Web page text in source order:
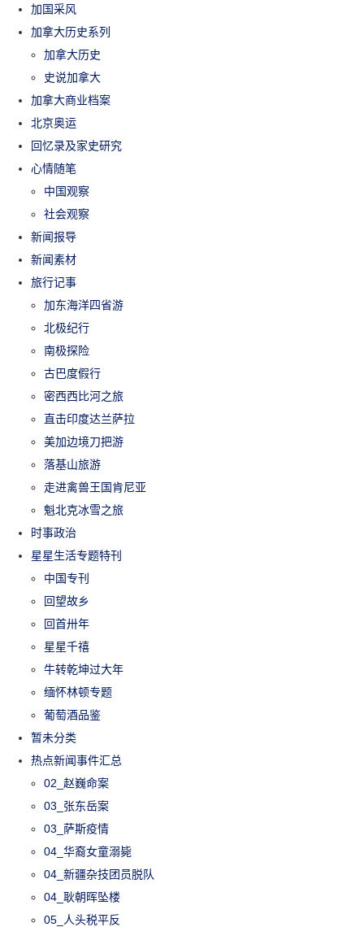
加国采风
加拿大历史系列
加拿大历史
史说加拿大
加拿大商业档案
北京奥运
回忆录及家史研究
心情随笔
中国观察
社会观察
新闻报导
新闻素材
旅行记事
加东海洋四省游
北极纪行
南极探险
古巴度假行
密西西比河之旅
直击印度达兰萨拉
美加边境刀把游
落基山旅游
走进禽兽王国肯尼亚
魁北克冰雪之旅
时事政治
星星生活专题特刊
中国专刊
回望故乡
回首卅年
星星千禧
牛转乾坤过大年
缅怀林顿专题
葡萄酒品鉴
暂未分类
热点新闻事件汇总
02_赵巍命案
03_张东岳案
03_萨斯疫情
04_华裔女童溺毙
04_新疆杂技团员脱队
04_耿朝晖坠楼
05_人头税平反